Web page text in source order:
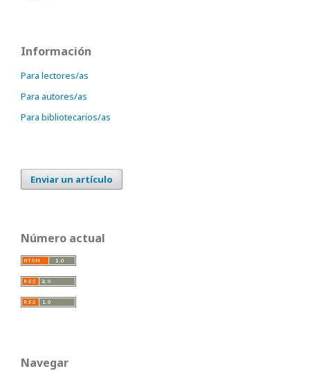
Información
Para lectores/as
Para autores/as
Para bibliotecarios/as
Enviar un artículo
Número actual
Navegar